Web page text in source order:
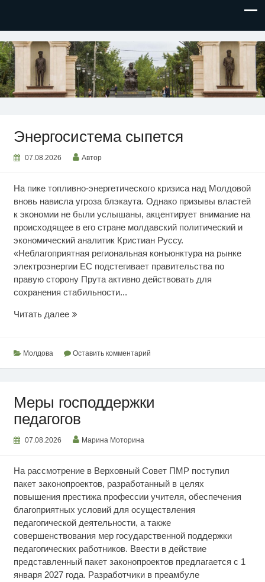
НОВОСТИ ПРИДНЕСТРОВЬЯ
Энергосистема сыпется
07.08.2026 Автор
На пике топливно-энергетического кризиса над Молдовой
вновь нависла угроза блэкаута. Однако призывы властей
к экономии не были услышаны, акцентирует внимание на
происходящее в его стране молдавский политический и
экономический аналитик Кристиан Руссу.
«Неблагоприятная региональная конъюнктура на рынке
электроэнергии ЕС подстегивает правительства по
правую сторону Прута активно действовать для
сохранения стабильности...
Читать далееЭнергосистема
Молдова Оставить комментарий
Меры господдержки
педагогов
07.08.2026 Марина Моторина
На рассмотрение в Верховный Совет ПМР поступил
пакет законопроектов, разработанный в целях
повышения престижа профессии учителя, обеспечения
благоприятных условий для осуществления
педагогической деятельности, а также
совершенствования мер государственной поддержки
педагогических работников. Ввести в действие
представленный пакет законопроектов предлагается с 1
января 2027 года. Разработчики в преамбуле